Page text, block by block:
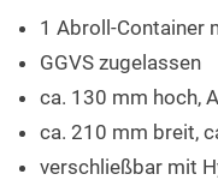
1 Abroll-Container
GGVS zugelassen
ca. 130 mm hoch,
ca. 210 mm breit,
verschließbar mit